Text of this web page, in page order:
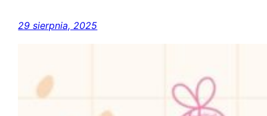
29 sierpnia, 2025